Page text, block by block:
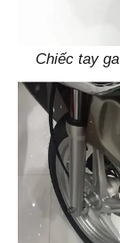
Chiếc tay